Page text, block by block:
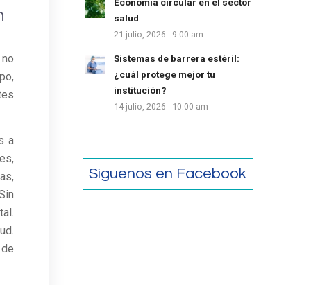
a
salud
21 julio, 2026 - 9:00 am
Sistemas de barrera estéril:
¿cuál protege mejor tu
institución?
14 julio, 2026 - 10:00 am
Síguenos en Facebook